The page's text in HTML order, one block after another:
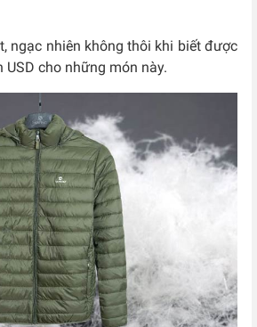
ngạc nhiên không thôi khi biết được
cho những món này.